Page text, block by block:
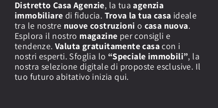
u
n
t
i
v
i
Distretto Casa Agenzie, la tuaagenzia
immobiliare di fiducia. Trova la tua casa ideale
tra le nostre nuove costruzioni o casa nuova.
Esplora il nostro magazine per consigli e
tendenze.Valuta gratuitamente casacon i
nostri esperti. Sfoglia lo “Speciale immobili”, la
nostra selezione digitale di proposte esclusive. Il
tuo futuro abitativo inizia qui.